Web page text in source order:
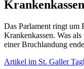
Das Parlament ringt um
Krankenkassen. Was
einer Bruchlandung
Artikel im St. Galler